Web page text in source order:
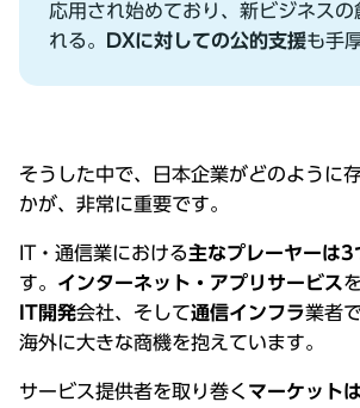
応⽤され始めており、新ビジネスの
れる。
DXに対しての公的⽀援も⼿
そうした中で、⽇本企業がどのように
かが、⾮常に重要です。
IT・通信業における主なプレーヤーは3
す。 インターネット・アプリサービス
IT開発会社、そして通信インフラ業者
海外に⼤きな商機を抱えています。
サービス提供者を取り巻く マーケット